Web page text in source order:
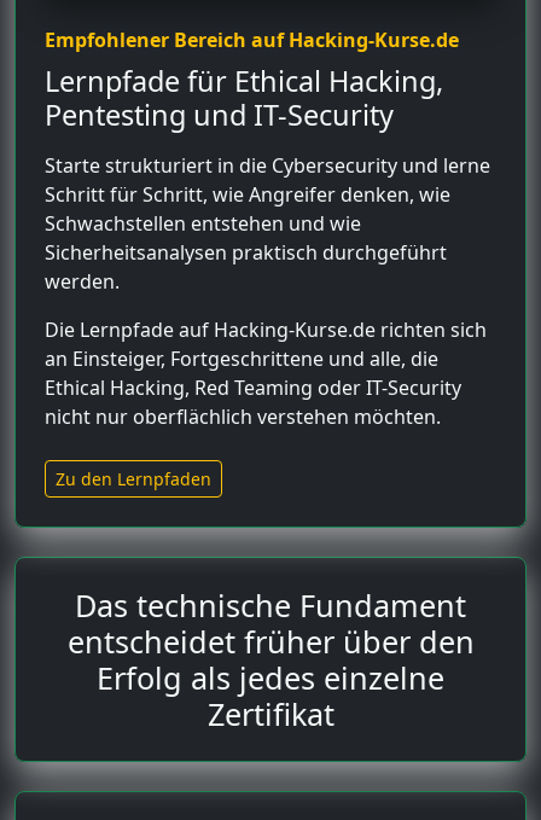
Empfohlener Bereich auf Hacking-Kurse.de
Lernpfade für Ethical Hacking,
Pentesting und IT-Security
Starte strukturiert in die Cybersecurity und lerne
Schritt für Schritt, wie Angreifer denken, wie
Schwachstellen entstehen und wie
Sicherheitsanalysen praktisch durchgeführt
werden.
Die Lernpfade auf Hacking-Kurse.de richten sich
an Einsteiger, Fortgeschrittene und alle, die
Ethical Hacking, Red Teaming oder IT-Security
nicht nur oberflächlich verstehen möchten.
Zu den Lernpfaden
Das technische Fundament
entscheidet früher über den
Erfolg als jedes einzelne
Zertifikat